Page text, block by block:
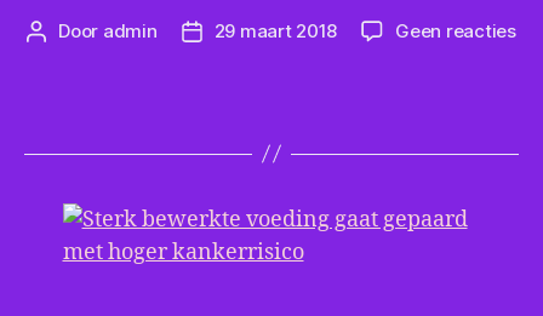
Berichtauteur
Door admin Berichtdatum
29 maart 2018 Geen reactiesop